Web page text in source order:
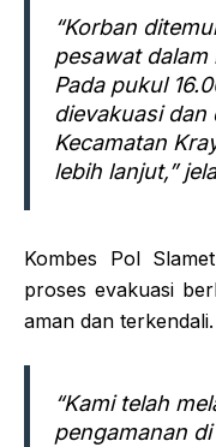
“Korban
pesawat dalam
Pada pukul
dievakuasi dan
Kecamatan
lebih lanjut,”
Kombes Pol
proses evakuasi
aman dan terkendali.
“Kami telah
pengamanan